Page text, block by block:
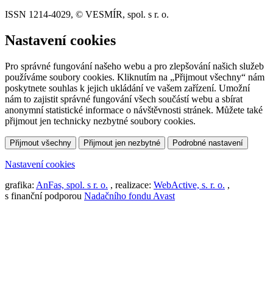
ISSN 1214-4029, © VESMÍR, spol. s r. o.
Nastavení cookies
Pro správné fungování našeho webu a pro zlepšování našich služeb
používáme soubory cookies. Kliknutím na „Přijmout všechny“ nám
poskytnete souhlas k jejich ukládání ve vašem zařízení. Umožní
nám to zajistit správné fungování všech součástí webu a sbírat
anonymní statistické informace o návštěvnosti stránek. Můžete také
přijmout jen technicky nezbytné soubory cookies.
Přijmout všechny Přijmout jen nezbytné Podrobné nastavení
Nastavení cookies
grafika: AnFas, spol. s r. o. , realizace: WebActive, s. r. o. ,
s finanční podporou Nadačního fondu Avast